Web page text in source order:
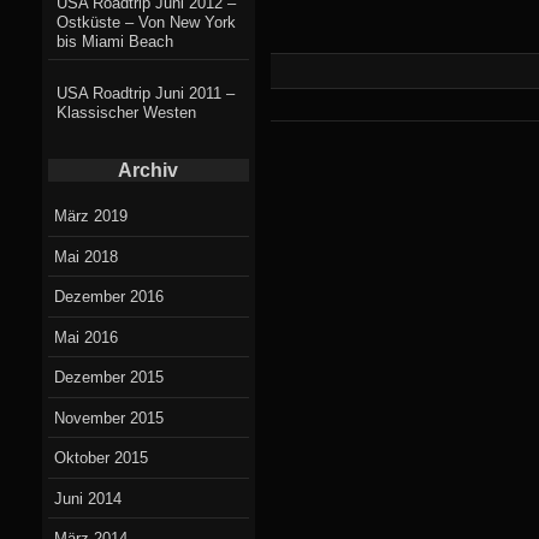
Ostküste – Von New York
bis Miami Beach
USA Roadtrip Juni 2011 –
Klassischer Westen
Archiv
März 2019
Mai 2018
Dezember 2016
Mai 2016
Dezember 2015
November 2015
Oktober 2015
Juni 2014